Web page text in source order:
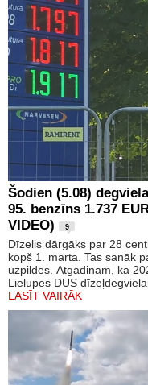
Šodien (5.08)
95. benzīns 1.737
VIDEO)
9
Dīzelis dārgāks par 28
kopš 1. marta. Tas sanāk
uzpildes. Atgādinām, ka
Lielupes DUS
LASĪT VAIRĀK